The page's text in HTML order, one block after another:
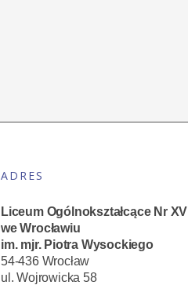
ADRES
Liceum Ogólnokształcące Nr XV
we Wrocławiu
im. mjr. Piotra Wysockiego
54-436 Wrocław
ul. Wojrowicka 58